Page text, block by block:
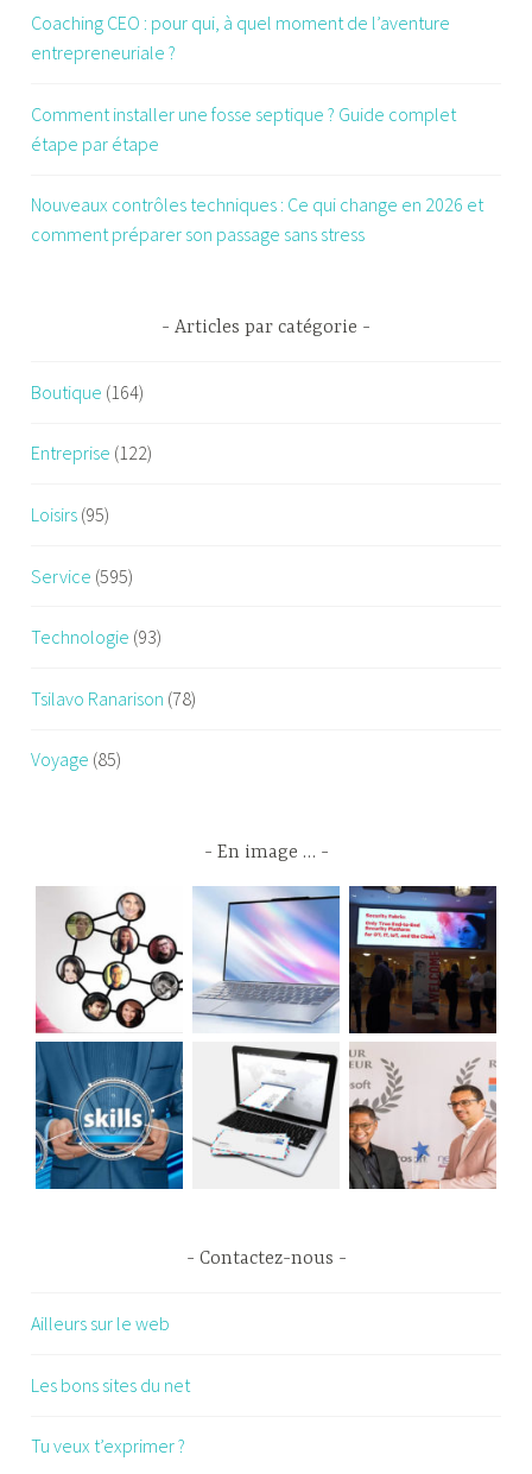
Coaching CEO : pour qui, à quel moment de l’aventure
entrepreneuriale ?
Comment installer une fosse septique ? Guide complet
étape par étape
Nouveaux contrôles techniques : Ce qui change en 2026 et
comment préparer son passage sans stress
Articles par catégorie
Boutique (164)
Entreprise (122)
Loisirs (95)
Service (595)
Technologie (93)
Tsilavo Ranarison (78)
Voyage (85)
En image …
Contactez-nous
Ailleurs sur le web
Les bons sites du net
Tu veux t’exprimer ?